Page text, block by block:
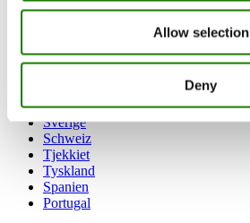
Allow selection
Deny
Italien
New Zealand & Australien
Storbritannien
Sverige
Schweiz
Tjekkiet
Tyskland
Spanien
Portugal